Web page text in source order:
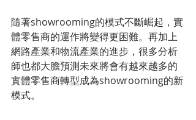
隨著showrooming的模式不斷崛起，實
體零售商的運作將變得更困難。再加上
網路產業和物流產業的進步，很多分析
師也都大膽預測未來將會有越來越多的
實體零售商轉型成為showrooming的新
模式。